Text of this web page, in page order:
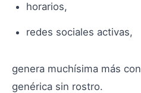
horarios,
redes sociales activas,
genera muchísima más
genérica sin rostro.